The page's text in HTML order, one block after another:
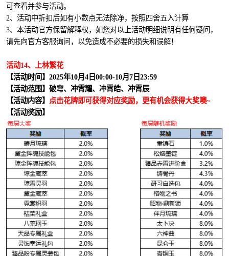
可查看并参与活动。
2、活动中折扣后如有小数点无法除净，按照四舍五入计算
3、本活动官方保留解释权，如您对以上活动明细说明有任何疑问，
请先向官方客服询问，以免造成不必要的损失和误解！
活动14、上林繁花
【活动时间】2025年10月4日00:00-10月7日23:59
【活动范围】破穹、冲霄耀、冲霄皓、冲霄辰
【活动内容】
点击花牌即可获得对应奖励，更有机会获得大奖噢~
【活动奖励】